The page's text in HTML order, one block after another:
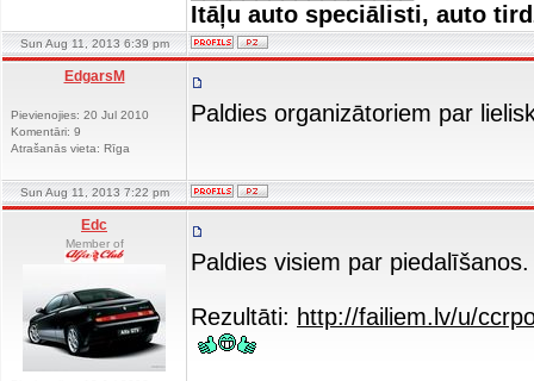
Itāļu auto speciālisti, auto
Sun Aug 11, 2013 6:39 pm
EdgarsM
Pievienojies: 20 Jul 2010
Komentāri: 9
Atrašanās vieta: Rīga
Paldies organizātoriem par
Sun Aug 11, 2013 7:22 pm
Edc
Member of
Paldies visiem par
Rezultāti: http://failiem.lv/u/